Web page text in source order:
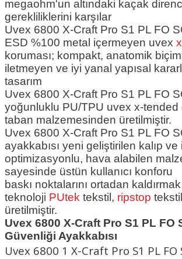
megaohm'un altındaki kaçak
gerekliliklerini karşılar
Uvex 6800 X-Craft Pro S1 PL FO
ESD %100 metal içermeyen uvex
koruması; kompakt, anatomik
iletmeyen ve iyi yanal yapısal
tasarım
Uvex 6800 X-Craft Pro S1 PL FO
yoğunluklu PU/TPU uvex x-tended
taban malzemesinden üretilmiştir.
Uvex 6800 X-Craft Pro S1 PL FO
ayakkabısı yeni geliştirilen kalıp ve
optimizasyonlu, hava alabilen
sayesinde üstün kullanıcı konforu
baskı noktalarını ortadan
teknoloji PUtek tekstil, ripstop
üretilmiştir.
Uvex 6800 X-Craft Pro S1 PL FO
Güvenliği Ayakkabısı
Uvex 6800 1 X-Craft Pro S1 PL FO